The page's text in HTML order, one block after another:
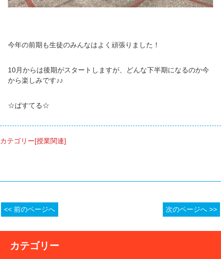
今年の前期も生徒のみんなはよく頑張りました！
10月からは後期がスタートしますが、どんな下半期になるのか今
から楽しみです♪♪
☆ぱすてる☆
カテゴリー[授業関連]
<< 前のページへ 次のページへ >>
カテゴリー